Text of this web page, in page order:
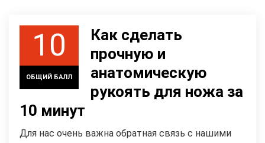
10
ОБЩИЙ БАЛЛ
Как сделать
прочную и
анатомическую
рукоять для ножа за
10 минут
Для нас очень важна обратная связь с нашими